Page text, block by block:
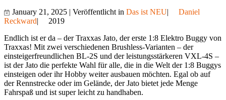
January 21, 2025 | Veröffentlicht in Das ist NEU|
Daniel
Reckward|
2019
Endlich ist er da – der Traxxas Jato, der erste 1:8 Elektro Buggy von
Traxxas! Mit zwei verschiedenen Brushless-Varianten – der
einsteigerfreundlichen BL-2S und der leistungsstärkeren VXL-4S –
ist der Jato die perfekte Wahl für alle, die in die Welt der 1:8 Buggys
einsteigen oder ihr Hobby weiter ausbauen möchten. Egal ob auf
der Rennstrecke oder im Gelände, der Jato bietet jede Menge
Fahrspaß und ist super leicht zu handhaben.